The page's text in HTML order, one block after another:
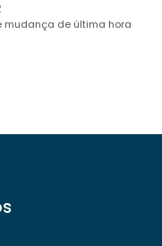
mudança de última hora